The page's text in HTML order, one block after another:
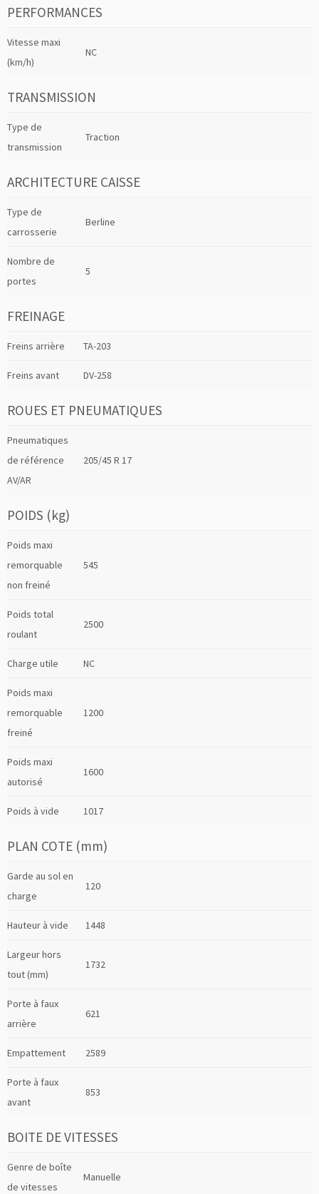
PERFORMANCES
Vitesse maxi
(km/h)
NC
TRANSMISSION
Type de
transmission
Traction
ARCHITECTURE CAISSE
Type de
carrosserie
Berline
Nombre de
portes
5
FREINAGE
Freins arrière TA-203
Freins avant DV-258
ROUES ET PNEUMATIQUES
Pneumatiques
de référence
AV/AR
205/45 R 17
POIDS (kg)
Poids maxi
remorquable
non freiné
545
Poids total
roulant
2500
Charge utile NC
Poids maxi
remorquable
freiné
1200
Poids maxi
autorisé
1600
Poids à vide 1017
PLAN COTE (mm)
Garde au sol en
charge
120
Hauteur à vide 1448
Largeur hors
tout (mm)
1732
Porte à faux
arrière
621
Empattement 2589
Porte à faux
avant
853
BOITE DE VITESSES
Genre de boîte
de vitesses
Manuelle